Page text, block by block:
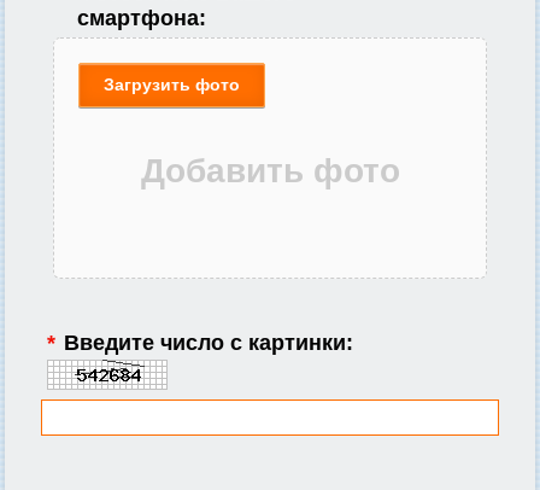
смартфона:
Загрузить фото
* Введите число с картинки: